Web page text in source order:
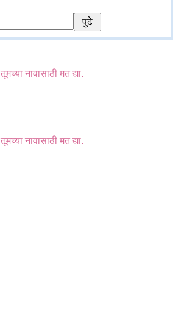
तूमच्या नावासाठी मत द्या.
तूमच्या नावासाठी मत द्या.